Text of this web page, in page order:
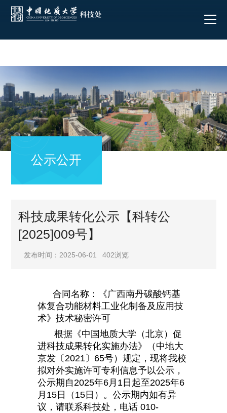
公示公开
科技成果转化公示【科转公
[2025]009号】
发布时间：2025-06-01 402浏览
合同名称：《广西南丹碳酸钙基
体复合功能材料工业化制备及应用技
术》技术秘密许可
根据《中国地质大学（北京）促
进科技成果转化实施办法》（中地大
京发〔2021〕65号）规定，现将我校
拟对外实施许可专利信息予以公示，
公示期自2025年6月1日起至2025年6
月15日（15日）。公示期内如有异
议，请联系科技处，电话 010-